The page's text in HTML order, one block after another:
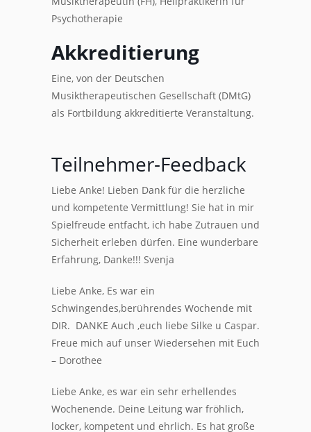
Psychotherapie
Akkreditierung
Eine, von der Deutschen
Musiktherapeutischen Gesellschaft (DMtG)
als Fortbildung akkreditierte Veranstaltung.
Teilnehmer-Feedback
Liebe Anke! Lieben Dank für die herzliche
und kompetente Vermittlung! Sie hat in mir
Spielfreude entfacht, ich habe Zutrauen und
Sicherheit erleben dürfen. Eine wunderbare
Erfahrung, Danke!!! Svenja
Liebe Anke, Es war ein
Schwingendes,berührendes Wochende mit
DIR. DANKE Auch ,euch liebe Silke u Caspar.
Freue mich auf unser Wiedersehen mit Euch
– Dorothee
Liebe Anke, es war ein sehr erhellendes
Wochenende. Deine Leitung war fröhlich,
locker, kompetent und ehrlich. Es hat große